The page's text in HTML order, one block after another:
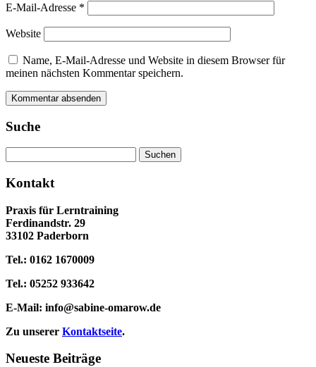
E-Mail-Adresse *
Website
Name, E-Mail-Adresse und Website in diesem Browser für
meinen nächsten Kommentar speichern.
Suche
nach:
Kontakt
Praxis für Lerntraining
Ferdinandstr. 29
33102 Paderborn
Tel.: 0162 1670009
Tel.: 05252 933642
E-Mail: info@sabine-omarow.de
Zu unserer Kontaktseite.
Neueste Beiträge